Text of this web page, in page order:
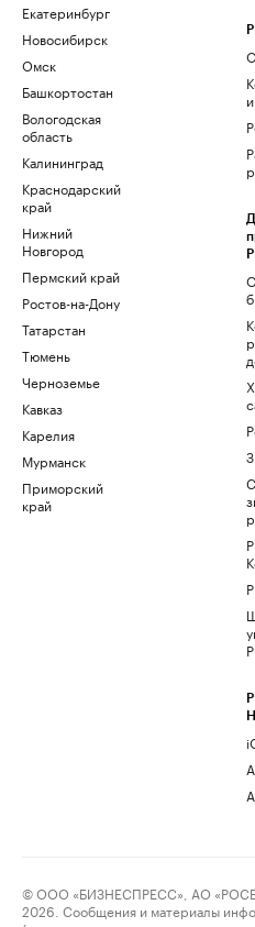
Екатеринбург
Новосибирск
Омск
Башкортостан
Вологодская
область
Калининград
Краснодарский
край
Нижний
Новгород
Пермский край
Ростов-на-Дону
Татарстан
Тюмень
Черноземье
Кавказ
Карелия
Мурманск
Приморский
край
© ООО «БИЗНЕСПРЕСС», АО
2026. Сообщения и материалы